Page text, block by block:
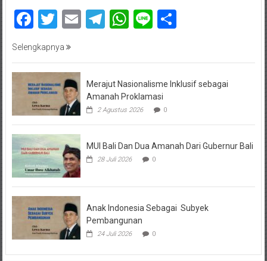
Facebook
Twitter
EmailTelegram
WhatsApp
Line
Selengkapnya
Merajut Nasionalisme Inklusif sebagai
Amanah Proklamasi
2 Agustus 2026 0
MUI Bali Dan Dua Amanah Dari Gubernur Bali
28 Juli 2026 0
Anak Indonesia Sebagai Subyek
Pembangunan
24 Juli 2026 0